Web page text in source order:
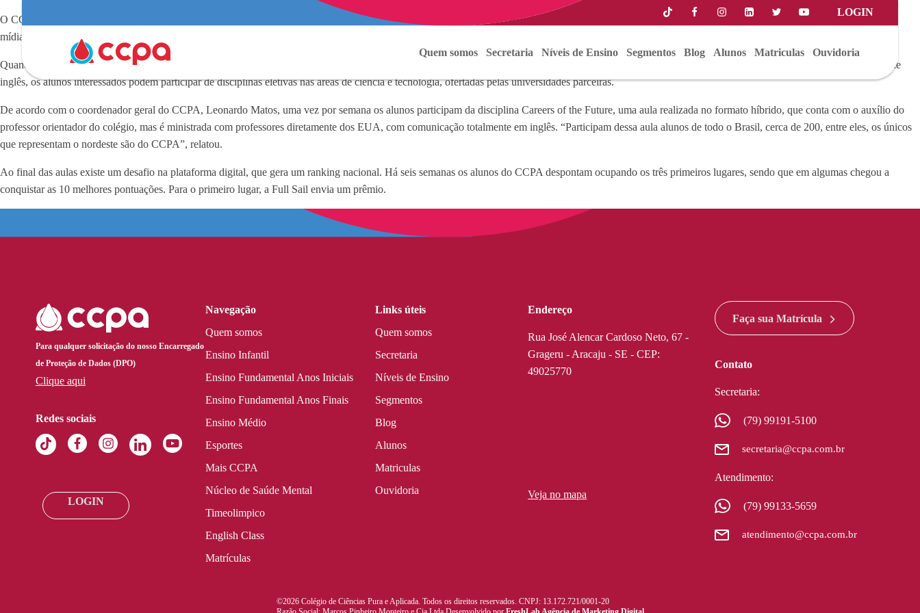
LOGIN
Quem somos Secretaria Níveis de Ensino Segmentos Blog Alunos Matriculas Ouvidoria
O CCPA vive o processo de internacionalização por meio das parcerias com instituições estrangeiras de ensino. Uma delas é a Full Sail University, que oferece programas de cursos projetados para o mundo da
mídia de entretenimento e tecnologias emergentes.
Quando o assunto é a língua inglesa, o CCPA sai na frente, sendo o único de Sergipe que promove esse tipo de experiência internacional, focando no intercâmbio para os seus alunos. Além do ensino regular de
inglês, os alunos interessados podem participar de disciplinas eletivas nas áreas de ciência e tecnologia, ofertadas pelas universidades parceiras.
De acordo com o coordenador geral do CCPA, Leonardo Matos, uma vez por semana os alunos participam da disciplina Careers of the Future, uma aula realizada no formato híbrido, que conta com o auxílio do
professor orientador do colégio, mas é ministrada com professores diretamente dos EUA, com comunicação totalmente em inglês. “Participam dessa aula alunos de todo o Brasil, cerca de 200, entre eles, os únicos
que representam o nordeste são do CCPA”, relatou.
Ao final das aulas existe um desafio na plataforma digital, que gera um ranking nacional. Há seis semanas os alunos do CCPA despontam ocupando os três primeiros lugares, sendo que em algumas chegou a
conquistar as 10 melhores pontuações. Para o primeiro lugar, a Full Sail envia um prêmio.
Para qualquer solicitação do nosso Encarregado
de Proteção de Dados (DPO)
Clique aqui
Redes sociais
LOGIN
Navegação
Quem somos
Ensino Infantil
Ensino Fundamental Anos Iniciais
Ensino Fundamental Anos Finais
Ensino Médio
Esportes
Mais CCPA
Núcleo de Saúde Mental
Timeolimpico
English Class
Matrículas
Links úteis
Quem somos
Secretaria
Níveis de Ensino
Segmentos
Blog
Alunos
Matriculas
Ouvidoria
Endereço
Rua José Alencar Cardoso Neto, 67 -
Grageru - Aracaju - SE - CEP:
49025770
Veja no mapa
Faça sua Matrícula
Contato
Secretaria:
(79) 99191-5100
secretaria@ccpa.com.br
Atendimento:
(79) 99133-5659
atendimento@ccpa.com.br
©2026 Colégio de Ciências Pura e Aplicada. Todos os direitos reservados. CNPJ: 13.172.721/0001-20